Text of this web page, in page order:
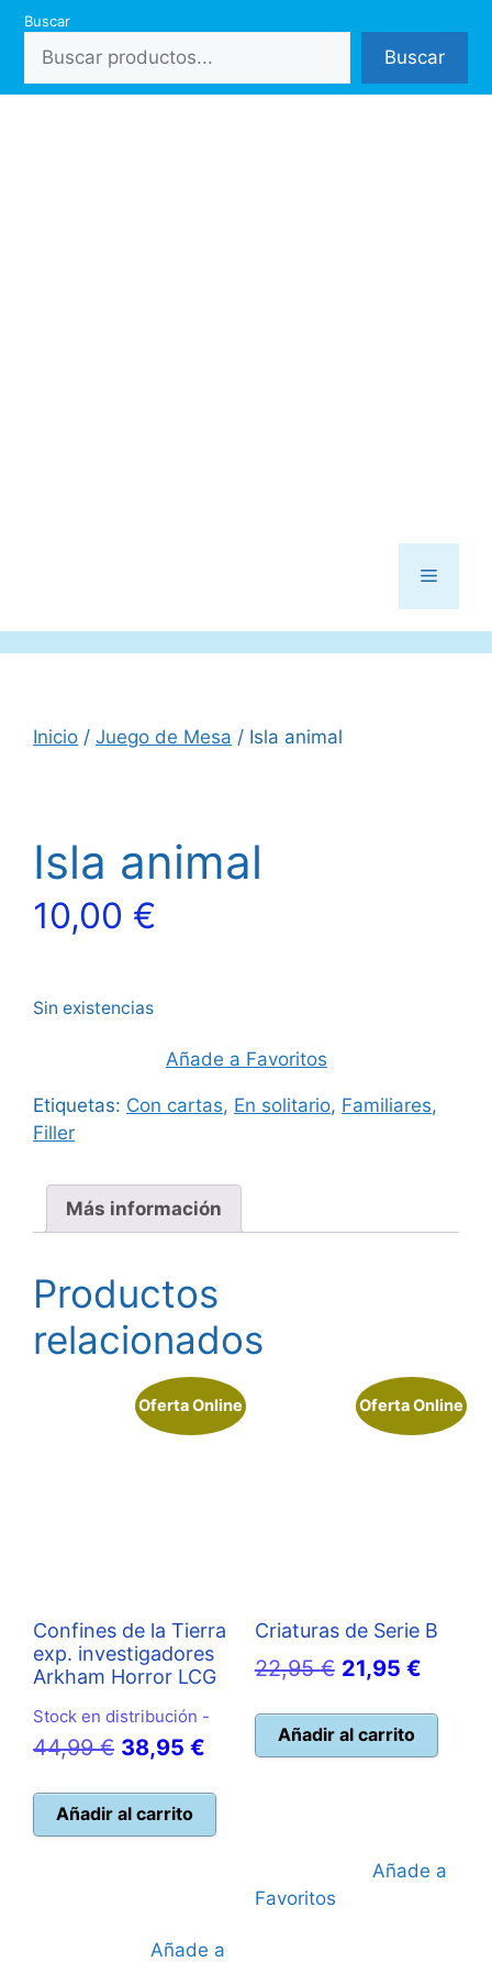
Saltar
contenido
Buscar
Buscar
Menú
Inicio / Juego de Mesa / Isla animal
Isla animal
10,00 €
Sin existencias
Añade a Favoritos
Etiquetas: Con cartas, En solitario, Familiares,
Filler
Más información
Productos
relacionados
Oferta Online
Confines de la Tierra
exp. investigadores
Arkham Horror LCG
Stock en distribución -
44,99€ El
original
era:
38,95 €
es:
Añadir al carrito
Añade a
Oferta Online
Criaturas de Serie B
22,95€ El
original
era:
21,95 €El
es:
Añadir al carrito
Añade a
Favoritos